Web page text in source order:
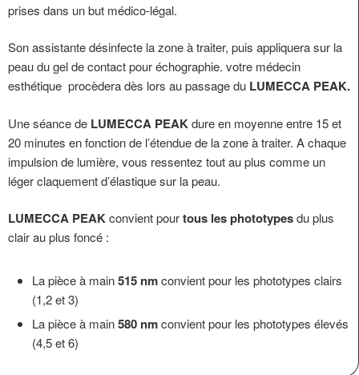
prises dans un but médico-légal.
Son assistante désinfecte la zone à traiter, puis appliquera sur la
peau du gel de contact pour échographie. votre médecin
esthétique procèdera dès lors au passage du LUMECCA PEAK.
Une séance de LUMECCA PEAKdure en moyenne entre 15 et
20 minutes en fonction de l’étendue de la zone à traiter. A chaque
impulsion de lumière, vous ressentez tout au plus comme un
léger claquement d’élastique sur la peau.
LUMECCA PEAKconvient pourtous les phototypesdu plus
clair au plus foncé :
La pièce à main515 nmconvient pour les phototypes clairs
(1,2 et 3)
La pièce à main580 nmconvient pour les phototypes élevés
(4,5 et 6)